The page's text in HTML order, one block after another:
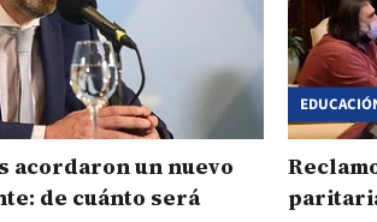
acordaron un nuevo
de cuánto será